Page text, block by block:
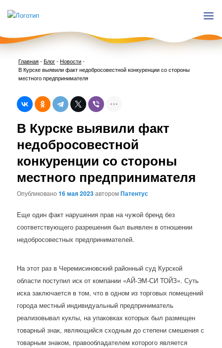
Главная-Блог- Новости-
В Курске выявили факт недобросовестной конкуренции со стороны
местного предпринимателя
В Курске выявили факт
недобросовестной
конкуренции со стороны
местного предпринимателя
Опубликовано16 мая 2023авторомПатентус
Еще один факт нарушения прав на чужой бренд без
соответствующего разрешения был выявлен в отношении
недобросовестных предпринимателей.
На этот раз в Черемисиновский районный суд Курской
области поступил иск от компании «АЙ-ЭМ-СИ ТОЙЗ». Суть
иска заключается в том, что в одном из торговых помещений
города местный индивидуальный предприниматель
реализовывал куклы, на упаковках которых был размещен
товарный знак, являющийся сходным до степени смешения с
товарным знаком, правообладателем которого является